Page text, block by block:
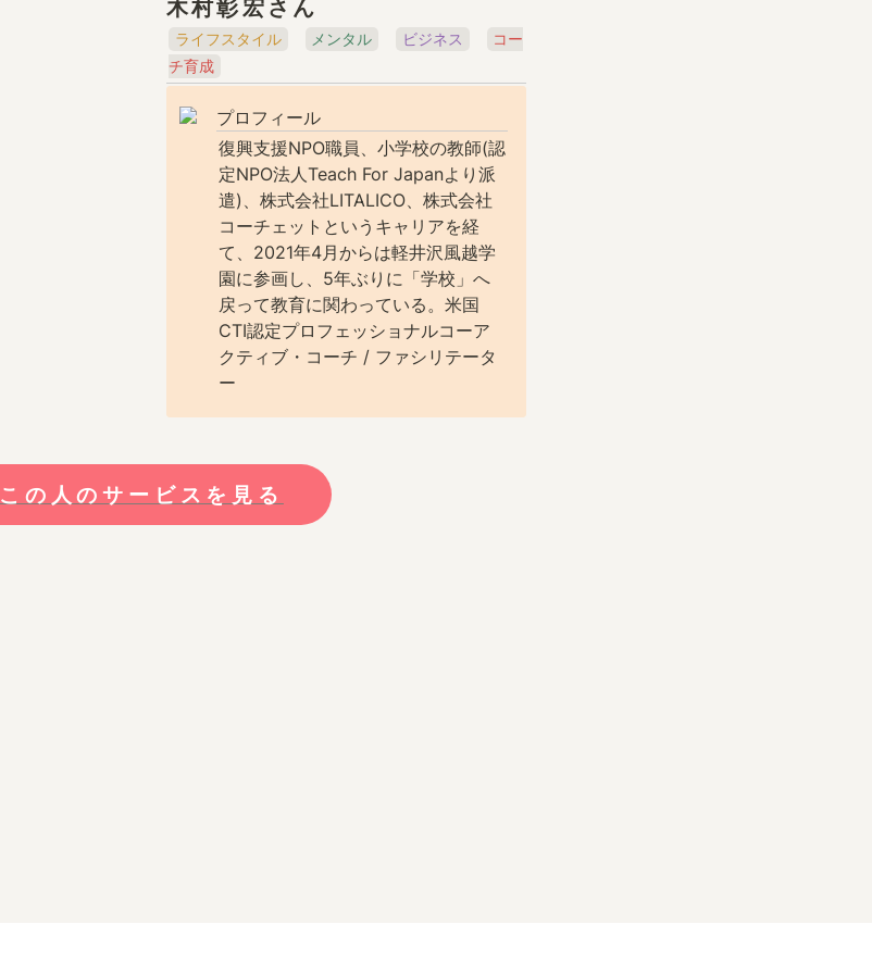
木村彰宏さん
ライフスタイル メンタル ビジネス
コー
チ育成
プロフィール
復興支援NPO職員、小学校の教師(認
定NPO法人Teach For Japanより派
遣)、株式会社LITALICO、株式会社
コーチェットというキャリアを経
て、2021年4月からは軽井沢風越学
園に参画し、5年ぶりに「学校」へ
戻って教育に関わっている。米国
CTI認定プロフェッショナルコーア
クティブ・コーチ / ファシリテータ
ー
この人のサービスを見る